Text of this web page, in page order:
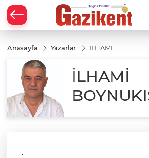
Anasayfa Yazarlar
İLHAMİ
İLHAMİ
.